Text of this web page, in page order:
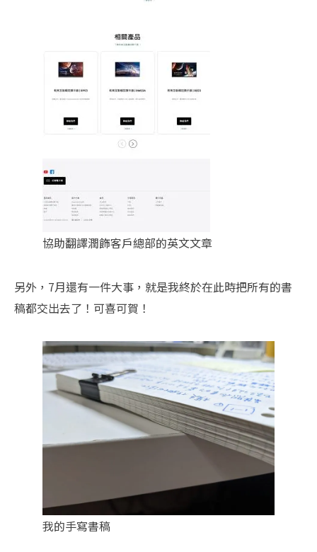
協助翻譯潤飾客戶總部的英文文章
另外，7月還有一件大事，就是我終於在此時把所有的書
稿都交出去了！可喜可賀！
我的手寫書稿